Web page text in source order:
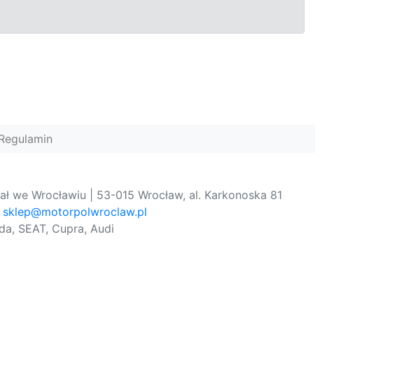
we Wrocławiu | 53-015 Wrocław, al. Karkonoska 81
sklep@motorpolwroclaw.pl
SEAT, Cupra, Audi